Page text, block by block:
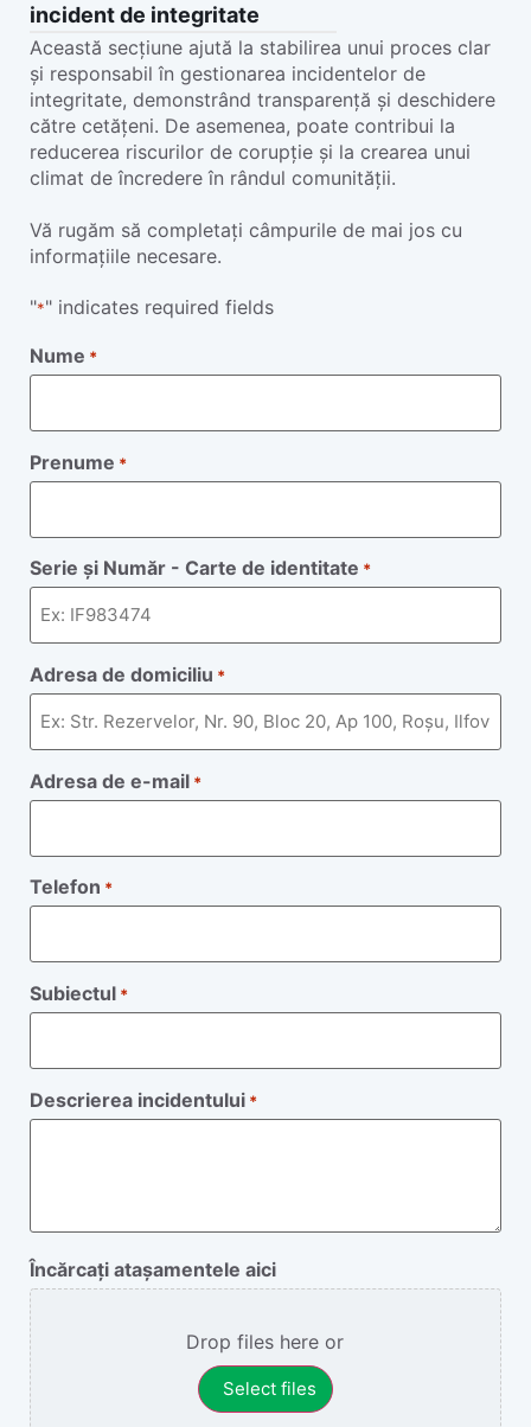
incident de integritate
Această secțiune ajută la stabilirea unui proces clar
și responsabil în gestionarea incidentelor de
integritate, demonstrând transparență și deschidere
către cetățeni. De asemenea, poate contribui la
reducerea riscurilor de corupție și la crearea unui
climat de încredere în rândul comunității.
Vă rugăm să completați câmpurile de mai jos cu
informațiile necesare.
"*" indicates required fields
Nume *
Prenume *
Serie și Număr - Carte de identitate *
Adresa de domiciliu *
Adresa de e-mail *
Telefon *
Subiectul *
Descrierea incidentului *
Încărcați atașamentele aici
Drop files here or
Select files